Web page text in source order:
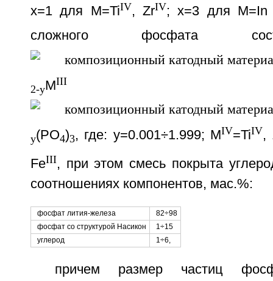
x=1 для М=TiIV, ZrIV; x=3 для М=In
сложного фосфата
2-yMIII
y(PO4)3, где: y=0.001÷1.999; MIV=TiIV,
FeIII, при этом смесь покрыта
соотношениях компонентов, мас.%:
фосфат лития-железа
82÷98
фосфат со структурой Насикон
1÷15
углерод
1÷6,
причем размер частиц